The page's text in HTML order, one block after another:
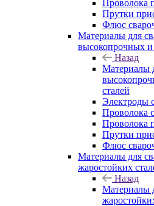
Проволока
Прутки
Флюс
Материалы для
высокопрочных и
Назад
Материалы
сталей
Электроды
Проволока
Проволока
Прутки
Флюс
Материалы для
жаростойких
Назад
Материалы